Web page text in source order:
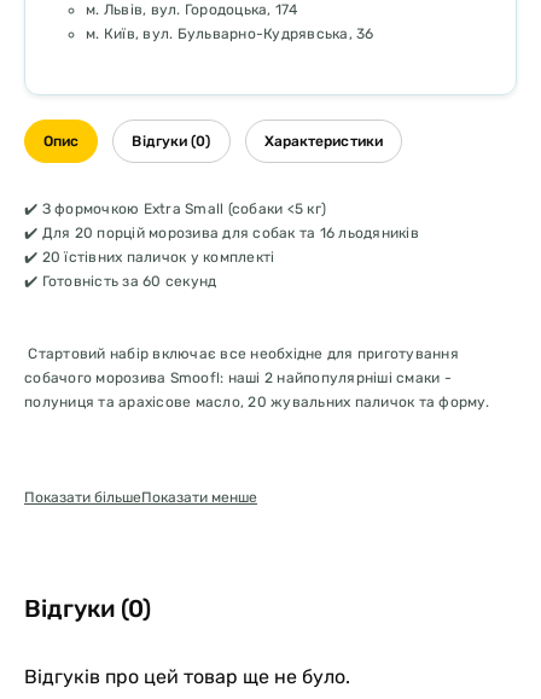
м. Львів, вул. Городоцька, 174
м. Київ, вул. Бульварно-Кудрявська, 36
Опис Відгуки (0) Характеристики
✔️ З формочкою Extra Small (собаки <5 кг)
✔️ Для 20 порцій морозива для собак та 16 льодяників
✔️ 20 їстівних паличок у комплекті
✔️ Готовність за 60 секунд
Стартовий набір включає все необхідне для приготування
собачого морозива Smoofl: наші 2 найпопулярніші смаки -
полуниця та арахісове масло, 20 жувальних паличок та форму.
Почніть веселу пригоду з приготування ласощів для вашого
полюбиться вашому собаці.
ВСЕ НЕОБХІДНЕ
Стартовий набір - це універсальний набір для приготування
Показати більшеПоказати менше
Відгуки (0)
Відгуків про цей товар ще не було.